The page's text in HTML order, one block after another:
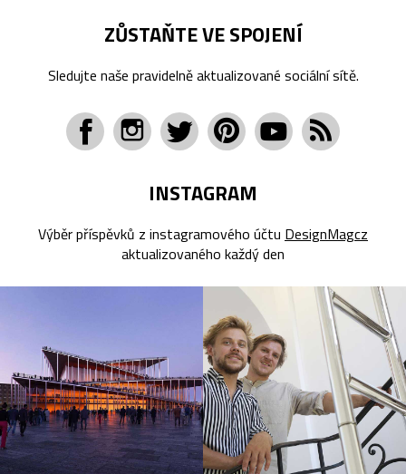
ZŮSTAŇTE VE SPOJENÍ
Sledujte naše pravidelně aktualizované sociální sítě.
INSTAGRAM
Výběr příspěvků z instagramového účtu DesignMagcz
aktualizovaného každý den